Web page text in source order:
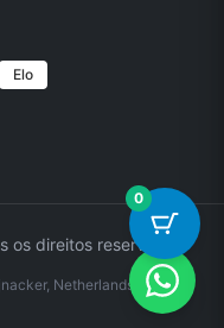
Elo
os direitos reservados.
Netherlands
0